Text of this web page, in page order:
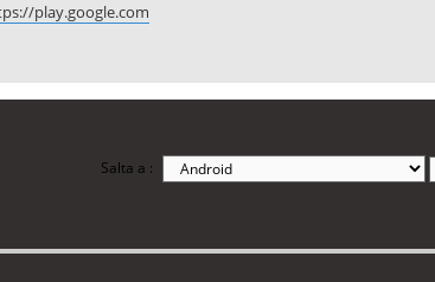
play.google.com
Salta a :